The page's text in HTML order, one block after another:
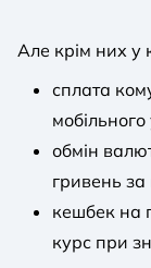
Але крім них у
сплата
мобільного
обмін
гривень за
кешбек на
курс при